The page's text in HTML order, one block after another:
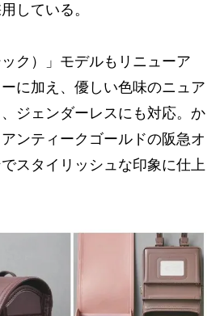
している。
ク）」モデルもリニューア
に加え、優しい色味のニュア
ジェンダーレスにも対応。か
ンティークゴールドの阪急オ
スタイリッシュな印象に仕上